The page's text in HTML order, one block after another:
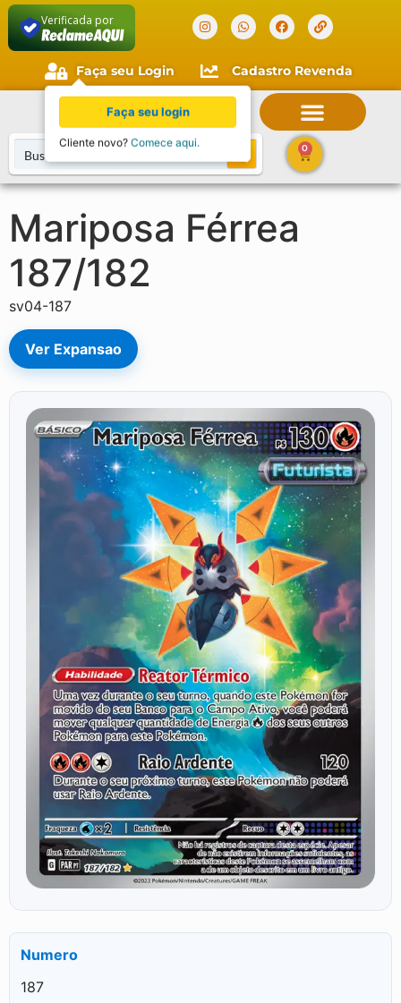
Verificada por
Faça seu Login Cadastro Revenda
0
Mariposa Férrea
187/182
sv04-187
Ver Expansao
Numero
187
Faça seu login
Cliente novo? Comece aqui.